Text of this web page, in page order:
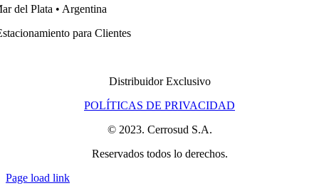
del Plata • Argentina
para Clientes
Distribuidor Exclusivo
POLÍTICAS DE PRIVACIDAD
© 2023. Cerrosud S.A.
Reservados todos lo derechos.
Page load link